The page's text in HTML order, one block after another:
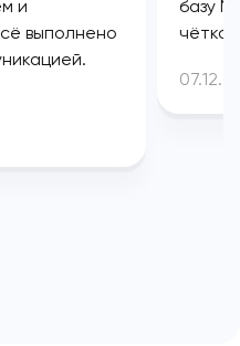
и
выполнено
базу
чётко